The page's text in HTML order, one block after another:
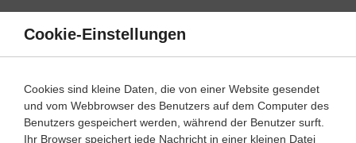
Direkt
Inhalt
Physik 5. Klasse ‐ Abitur
Stromkreis
Cookie-Einstellungen
Cookies sind kleine Daten, die von einer Website gesendet
und vom Webbrowser des Benutzers auf dem Computer des
Benutzers gespeichert werden, während der Benutzer surft.
Ihr Browser speichert jede Nachricht in einer kleinen Datei